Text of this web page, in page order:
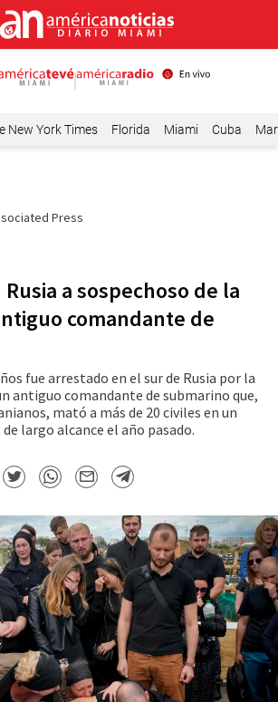
New York Times Florida Miami Cuba
Press
a sospechoso de la
comandante de
fue arrestado en el sur de Rusia por la
antiguo comandante de submarino que,
mató a más de 20 civiles en un
largo alcance el año pasado.